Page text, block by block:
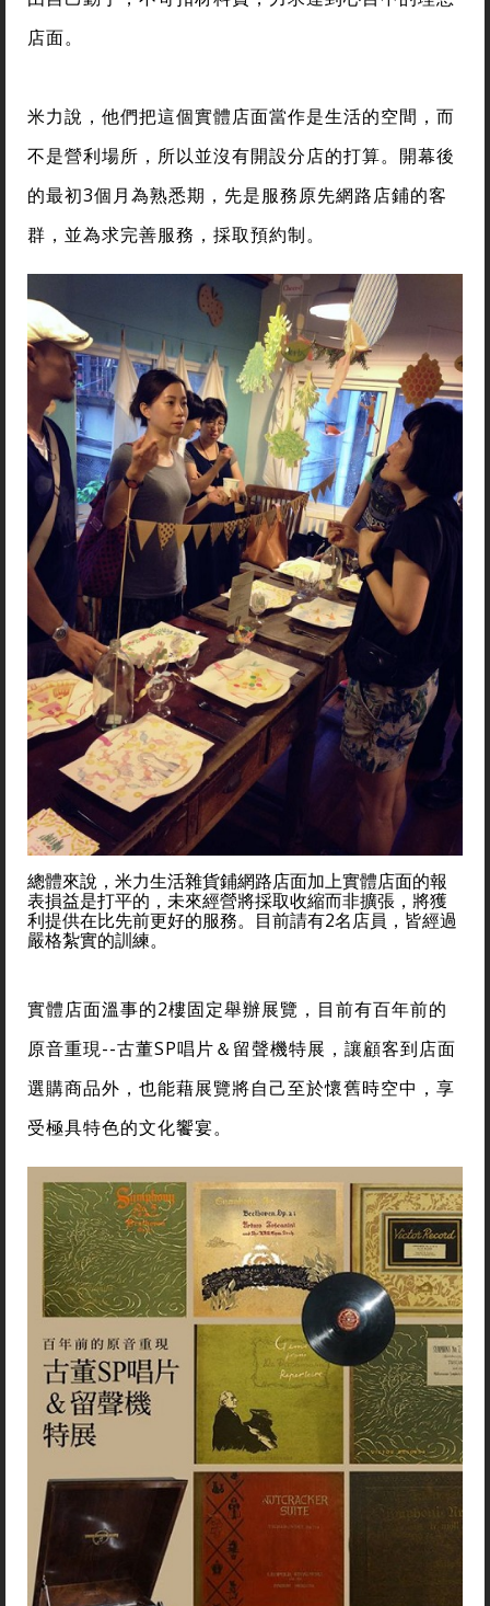
店面。
米力說，他們把這個實體店面當作是生活的空間，而
不是營利場所，所以並沒有開設分店的打算。開幕後
的最初3個月為熟悉期，先是服務原先網路店鋪的客
群，並為求完善服務，採取預約制。
總體來說，米力生活雜貨鋪網路店面加上實體店面的報
表損益是打平的，未來經營將採取收縮而非擴張，將獲
利提供在比先前更好的服務。目前請有2名店員，皆經過
嚴格紮實的訓練。
實體店面溫事的2樓固定舉辦展覽，目前有百年前的
原音重現--古董SP唱片＆留聲機特展，讓顧客到店面
選購商品外，也能藉展覽將自己至於懷舊時空中，享
受極具特色的文化饗宴。